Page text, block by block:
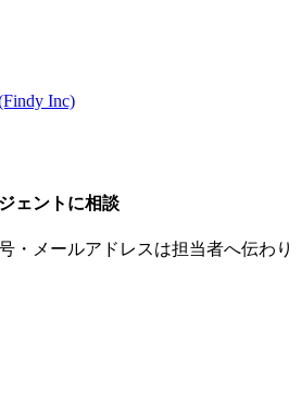
Inc)
ェント に相談
・メールアドレスは担当者へ伝わり